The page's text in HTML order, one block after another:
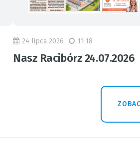
24 lipca 2026 11:18
Nasz Racibórz 24.07.2026